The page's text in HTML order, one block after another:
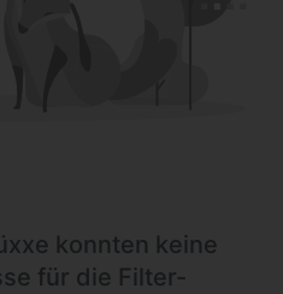
konnten keine
für die Filter-